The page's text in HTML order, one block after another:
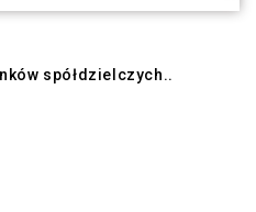
spółdzielczych..